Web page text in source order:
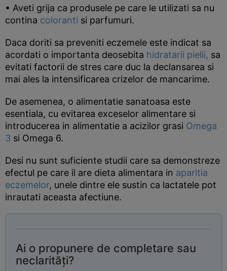
• Aveti grija ca produsele pe care le utilizati sa nu
contina coloranti si parfumuri.
Daca doriti sa preveniti eczemele este indicat sa
acordati o importanta deosebita hidratarii pielii, sa
evitati factorii de stres care duc la declansarea si
mai ales la intensificarea crizelor de mancarime.
De asemenea, o alimentatie sanatoasa este
esentiala, cu evitarea exceselor alimentare si
introducerea in alimentatie a acizilor grasi Omega
3 si Omega 6.
Desi nu sunt suficiente studii care sa demonstreze
efectul pe care il are dieta alimentara in aparitia
eczemelor, unele dintre ele sustin ca lactatele pot
inrautati aceasta afectiune.
Ai o propunere de completare sau
neclarități?